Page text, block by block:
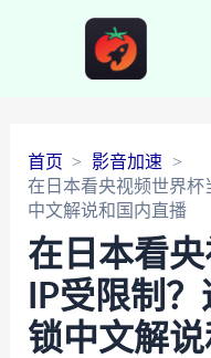
首页
影音加速
在日本看央视频世界杯
中文解说和国内直播
在日本看
IP受限制
锁中文解